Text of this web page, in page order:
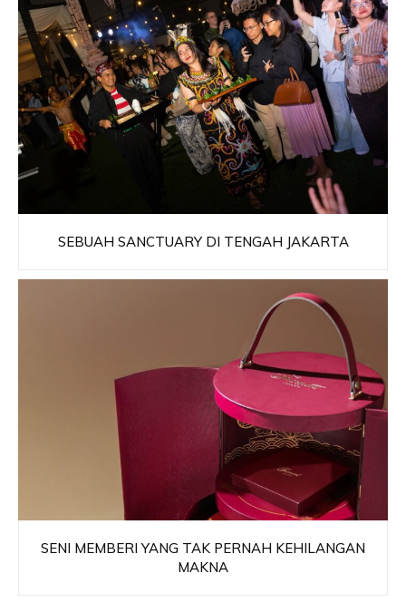
SEBUAH SANCTUARY DI TENGAH JAKARTA
SENI MEMBERI YANG TAK PERNAH KEHILANGAN
MAKNA